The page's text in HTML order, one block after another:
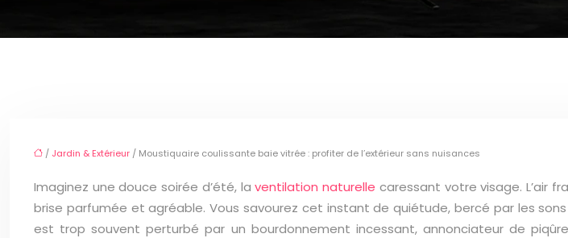
/ Jardin & Extérieur / Moustiquaire coulissante baie vitrée : profiter de l’extérieur sans nuisances
Imaginez une douce soirée d’été, laventilation naturelle caressant votre visage. L’air
brise parfumée et agréable. Vous savourez cet instant de quiétude, bercé par les
est trop souvent perturbé par un bourdonnement incessant, annonciateur de